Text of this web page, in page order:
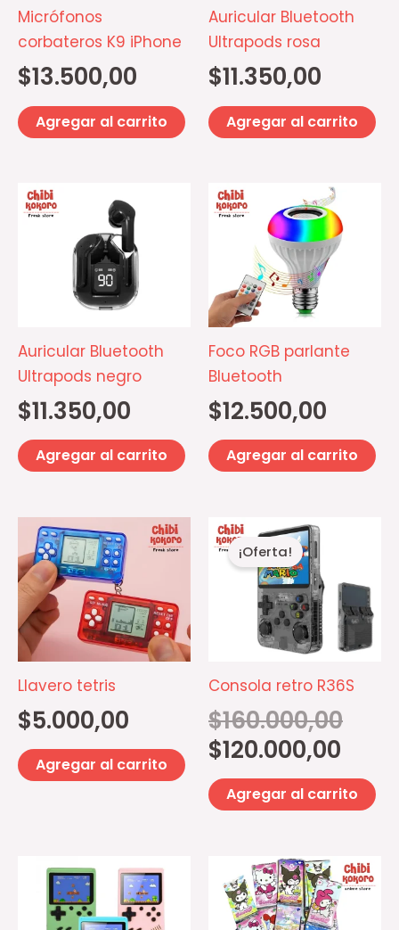
Micrófonos
corbateros K9 iPhone
$13.500,00
Agregar al carrito
Auricular Bluetooth
Ultrapods rosa
$11.350,00
Agregar al carrito
Auricular Bluetooth
Ultrapods negro
$11.350,00
Agregar al carrito
Foco RGB parlante
Bluetooth
$12.500,00
Agregar al carrito
Llavero tetris
$5.000,00
Agregar al carrito
¡Oferta!
Consola retro R36S
$160.000,00
$120.000,00
Agregar al carrito
producto